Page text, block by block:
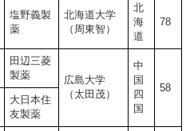
塩野義製
薬
北海道大学
（周東智）
北
海
道
78
田辺三菱
製薬
広島大学
（太田茂）
中
国
四
国
58
大日本住
友製薬